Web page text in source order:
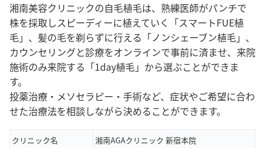
湘南美容クリニックの自毛植毛は、熟練医師がパンチで
株を採取しスピーディーに植えていく「スマートFUE植
毛」、髪の毛を剃らずに行える「ノンシェーブン植毛」、
カウンセリングと診療をオンラインで事前に済ませ、来院
施術のみ来院する「1day植毛」から選ぶことができま
す。
投薬治療・メソセラピー・手術など、症状やご希望に合わ
せた治療法を相談しながら決めることができます。
クリニック名
湘南AGAクリニック 新宿本院